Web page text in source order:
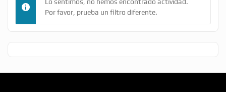
Lo sentimos, no hemos encontrado actividad.
Por favor, prueba un filtro diferente.